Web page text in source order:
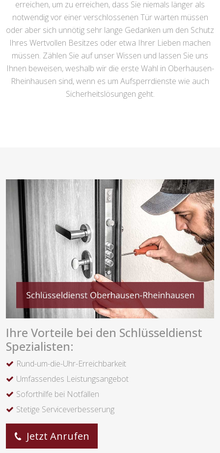
erreichen, um zu erreichen, dass Sie niemals länger als
notwendig vor einer verschlossenen Tür warten müssen
oder aber sich unnötig sehr lange Gedanken um den Schutz
Ihres Wertvollen Besitzes oder etwa Ihrer Lieben machen
müssen. Zählen Sie auf unser Wissen und lassen Sie uns
Ihnen beweisen, weshalb wir die erste Wahl in Oberhausen-
Rheinhausen sind, wenn es um Aufsperrdienste wie auch
Sicherheitslösungen geht.
Ihre Vorteile bei den Schlüsseldienst
Spezialisten:
Rund-um-die-Uhr-Erreichbarkeit
Umfassendes Leistungsangebot
Soforthilfe bei Notfällen
Stetige Serviceverbesserung
Jetzt Anrufen